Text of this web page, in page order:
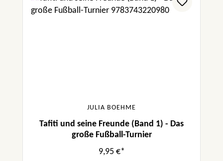
JULIA BOEHME
Tafiti und seine Freunde (Band 1) - Das
große Fußball-Turnier
9,95 €*